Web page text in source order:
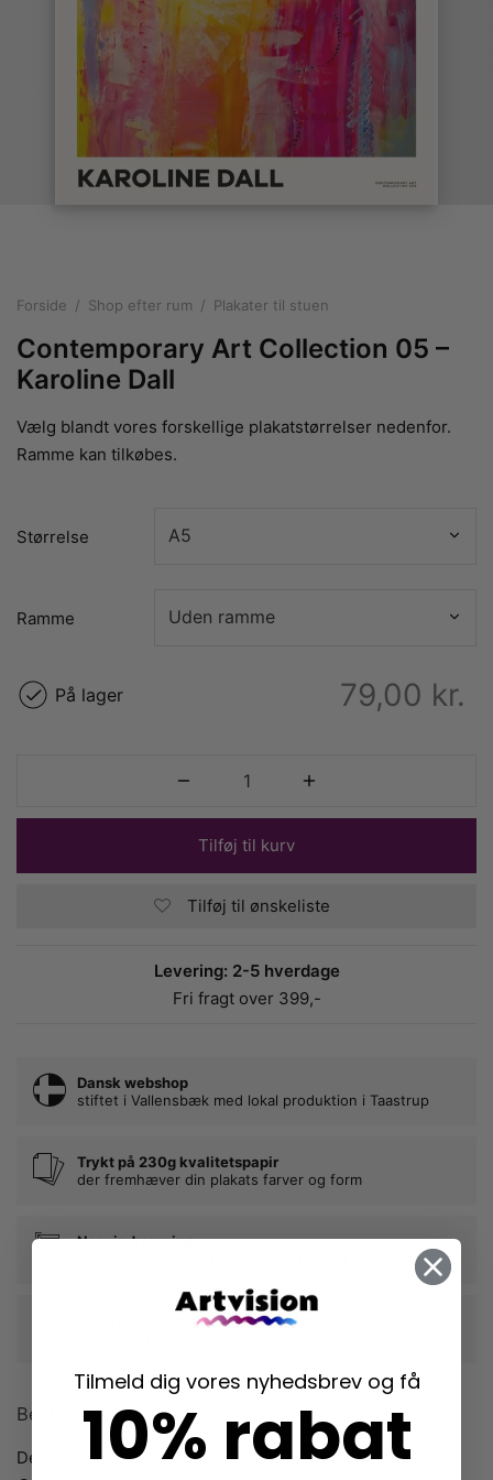
Forside / Shop efter rum / Plakater til stuen
Contemporary Art Collection 05 –
Karoline Dall
Vælg blandt vores forskellige plakatstørrelser nedenfor.
Ramme kan tilkøbes.
Størrelse
Ramme
79,00 kr.
På lager
Tilføj til kurv
Tilføj til ønskeliste
Levering: 2-5 hverdage
Fri fragt over 399,-
Dansk webshop
stiftet i Vallensbæk med lokal produktion i Taastrup
Trykt på 230g kvalitetspapir
der fremhæver din plakats farver og form
Nem indramning
vi rammer din plakat ind, når du tilkøber en ramme
Langtidsholdbare rammer i egetræ
Beskrivelse
Denne farverige Karoline Dall plakat“Contemporary Art
plakater
i pastelfarver
plakater
plakater
til sommerhuset
med kvinder
Tilmeld dig vores nyhedsbrev og få
10% rabat